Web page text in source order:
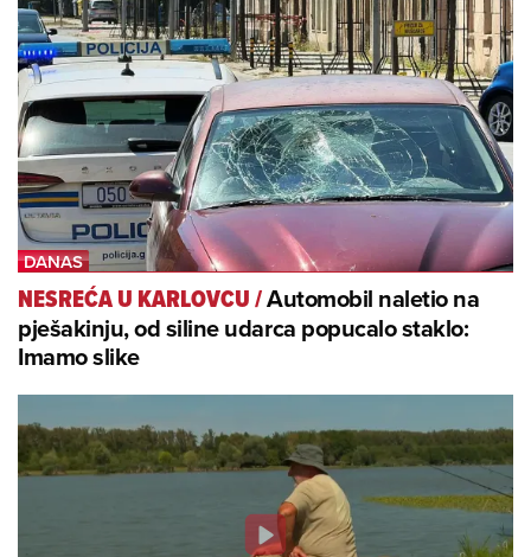
NESREĆA U KARLOVCU/Automobil naletio na
pješakinju, od siline udarca popucalo staklo:
Imamo slike